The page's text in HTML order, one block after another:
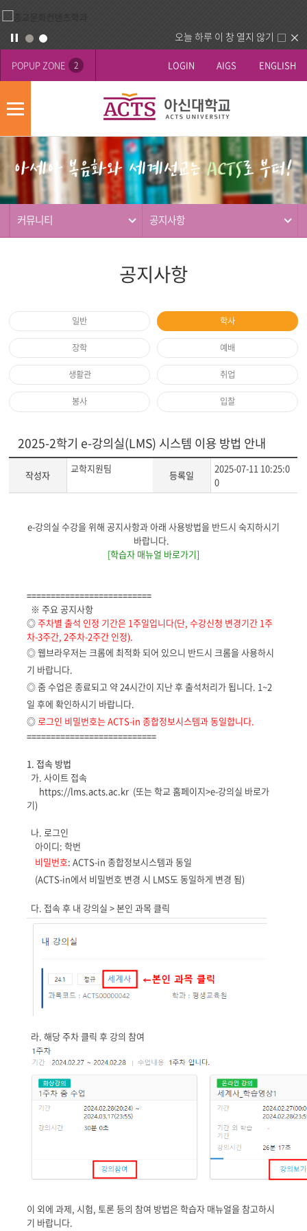
오늘 하루 이 창 열지 않기
POPUP ZONE 2 LOGIN AIGS ENGLISH
모
메
뉴
역
커뮤니티 공지사항
공지사항
일반 학사
장학 예배
생활관 취업
봉사 입찰
2025-2학기 e-강의실(LMS) 시스템 이용 방법 안내
작성자
교학지원팀
등록일
2025-07-11 10:25:0
0
게
e-강의실 수강을 위해 공지사항과 아래 사용방법을 반드시 숙지하시기
바랍니다.
[학습자 매뉴얼 바로가기]
==========================
※ 주요 공지사항
◎주차별 출석 인정 기간은 1주일입니다(단, 수강신청 변경기간 1주
차-3주간, 2주차-2주간 인정).
◎ 웹브라우저는 크롬에 최적화 되어 있으니 반드시 크롬을 사용하시
기 바랍니다.
◎ 줌 수업은 종료되고 약 24시간이 지난 후 출석처리가 됩니다. 1~2
일 후에 확인하시기 바랍니다.
◎로그인 비밀번호는ACTS-in 종합정보시스템과 동일합니다.
===========================
1. 접속 방법
가. 사이트 접속
https://lms.acts.ac.kr (또는 학교 홈페이지>e-강의실 바로가
기)
나. 로그인
아이디: 학번
비밀번호: ACTS-in 종합정보시스템과 동일
(ACTS-in에서 비밀번호 변경 시 LMS도 동일하게 변경 됨)
다. 접속 후 내 강의실 > 본인 과목 클릭
라. 해당 주차 클릭 후 강의 참여
이 외에 과제, 시험, 토론 등의 참여 방법은 학습자 매뉴얼을 참고하시
기 바랍니다.